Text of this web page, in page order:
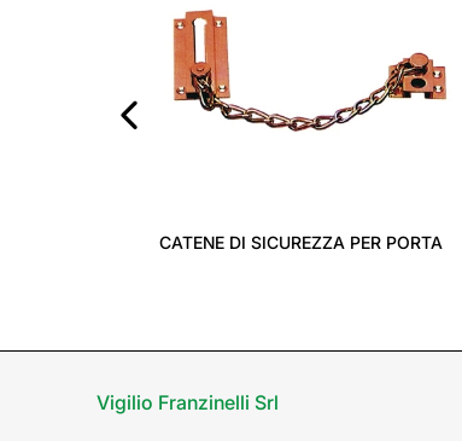
CATENE DI SICUREZZA PER PORTA
Vigilio Franzinelli Srl